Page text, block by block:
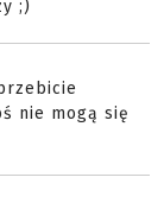
;)
nie mogą się